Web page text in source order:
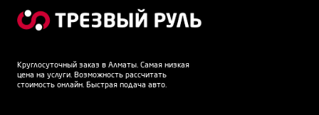
Круглосуточный заказ в Алматы. Самая низкая
цена на услуги. Возможность рассчитать
стоимость онлайн. Быстрая подача авто.